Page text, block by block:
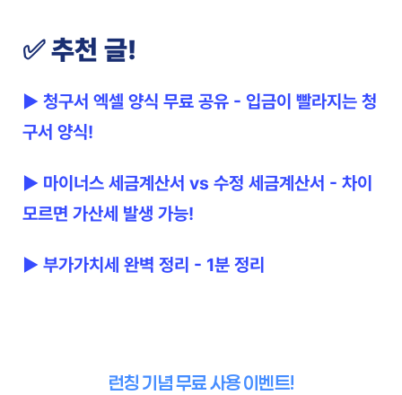
✅ 추천 글!
▶ 청구서 엑셀 양식 무료 공유 - 입금이 빨라지는 청
구서 양식!
▶ 마이너스 세금계산서 vs 수정 세금계산서 - 차이
모르면 가산세 발생 가능!
▶ 부가가치세 완벽 정리 - 1분 정리
런칭 기념 무료 사용 이벤트!